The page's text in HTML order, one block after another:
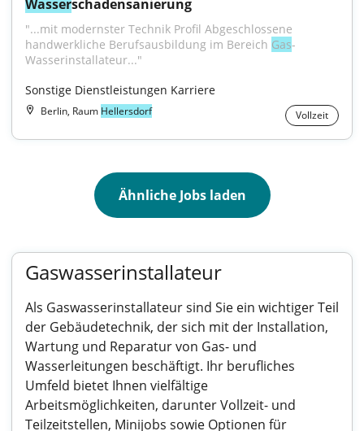
Wasserschadensanierung
"...mit modernster Technik Profil Abgeschlossene
handwerkliche Berufsausbildung im Bereich Gas-
Wasserinstallateur..."
Sonstige Dienstleistungen Karriere
Berlin, Raum Hellersdorf Vollzeit
Ähnliche Jobs laden
Gaswasserinstallateur
Als Gaswasserinstallateur sind Sie ein wichtiger Teil
der Gebäudetechnik, der sich mit der Installation,
Wartung und Reparatur von Gas- und
Wasserleitungen beschäftigt. Ihr berufliches
Umfeld bietet Ihnen vielfältige
Arbeitsmöglichkeiten, darunter Vollzeit- und
Teilzeitstellen, Minijobs sowie Optionen für